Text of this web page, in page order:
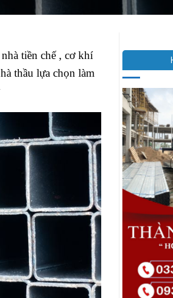
tiền chế , cơ khí
thầu lựa chọn làm